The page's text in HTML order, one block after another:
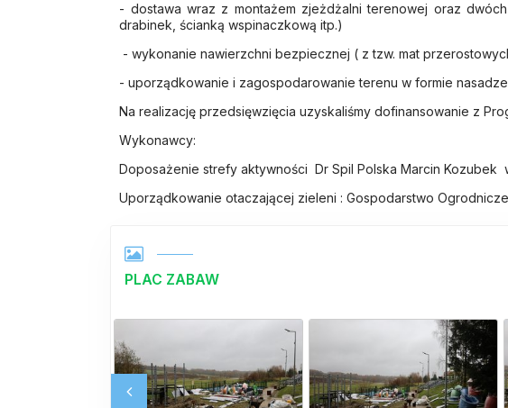
- dostawa wraz z montażem zjeżdżalni terenowej oraz
drabinek, ścianką wspinaczkową itp.)
- wykonanie nawierzchni bezpiecznej ( z tzw. mat
- uporządkowanie i zagospodarowanie terenu w formie
Na realizację przedsięwzięcia uzyskaliśmy dofinansowanie z
Wykonawcy:
Doposażenie strefy aktywności Dr Spil Polska Marcin Kozubek
Uporządkowanie otaczającej zieleni : Gospodarstwo
PLAC ZABAW